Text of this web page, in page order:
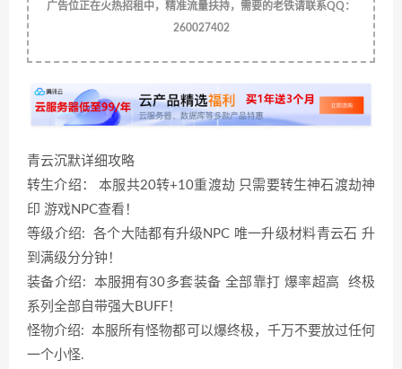
广告位正在火热招租中，精准流量扶持，需要的老铁请联系QQ：
260027402
青云沉默详细攻略
转生介绍： 本服共20转+10重渡劫 只需要转生神石渡劫神
印 游戏NPC查看！
等级介绍: 各个大陆都有升级NPC 唯一升级材料青云石 升
到满级分分钟！
装备介绍: 本服拥有30多套装备 全部靠打 爆率超高 终极
系列全部自带强大BUFF！
怪物介绍: 本服所有怪物都可以爆终极，千万不要放过任何
一个小怪.